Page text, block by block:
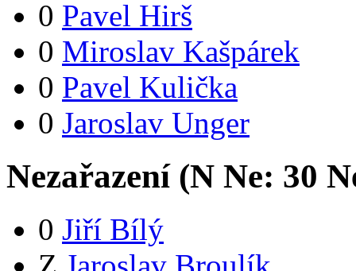
0 Pavel Hirš
0 Miroslav Kašpárek
0 Pavel Kulička
0 Jaroslav Unger
Nezařazení (N Ne: 30
0 Jiří Bílý